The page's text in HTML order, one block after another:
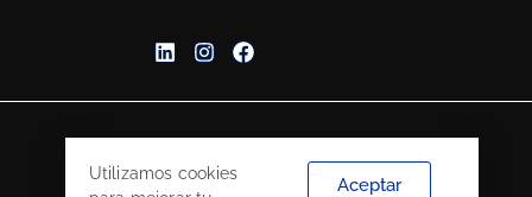
Utilizamos cookies
Aceptar